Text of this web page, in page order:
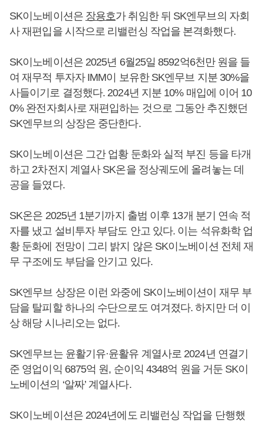
SK이노베이션은 장용호가 취임한 뒤 SK엔무브의 자회
사 재편입을 시작으로 리밸런싱 작업을 본격화했다.
SK이노베이션은 2025년 6월25일 8592억6천만 원을 들
여 재무적 투자자 IMM이 보유한 SK엔무브 지분 30%을
사들이기로 결정했다. 2024년 지분 10% 매입에 이어 10
0% 완전자회사로 재편입하는 것으로 그동안 추진했던
SK엔무브의 상장은 중단한다.
SK이노베이션은 그간 업황 둔화와 실적 부진 등을 타개
하고 2차전지 계열사 SK온을 정상궤도에 올려놓는 데
공을 들였다.
SK온은 2025년 1분기까지 출범 이후 13개 분기 연속 적
자를 냈고 설비투자 부담도 안고 있다. 이는 석유화학 업
황 둔화에 전망이 그리 밝지 않은 SK이노베이션 전체 재
무 구조에도 부담을 안기고 있다.
SK엔무브 상장은 이런 와중에 SK이노베이션이 재무 부
담을 탈피할 하나의 수단으로도 여겨졌다. 하지만 더 이
상 해당 시나리오는 없다.
SK엔무브는 윤활기유·윤활유 계열사로 2024년 연결기
준 영업이익 6875억 원, 순이익 4348억 원을 거둔 SK이
노베이션의 ‘알짜’ 계열사다.
SK이노베이션은 2024년에도 리밸런싱 작업을 단행했